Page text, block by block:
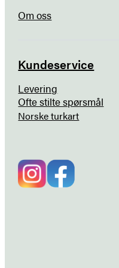
Om oss
Kundeservice
Levering
Ofte stilte spørsmål
Norske turkart